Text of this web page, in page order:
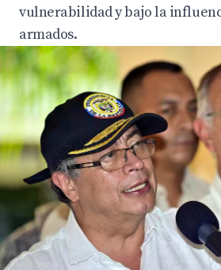
vulnerabilidad y bajo la
armados.